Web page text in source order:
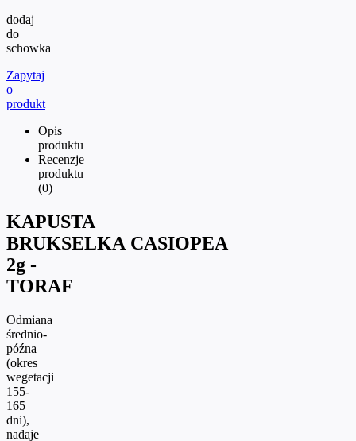
dodaj
do
schowka
Zapytaj
o
produkt
Opis
produktu
Recenzje
produktu
(0)
KAPUSTA
BRUKSELKA CASIOPEA
2g -
TORAF
Odmiana
średnio-
późna
(okres
wegetacji
155-
165
dni),
nadaje